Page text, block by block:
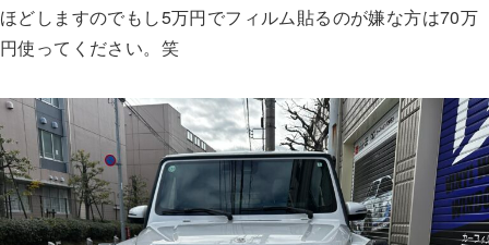
ほどしますのでもし5万円でフィルム貼るのが嫌な方は70万
円使ってください。笑